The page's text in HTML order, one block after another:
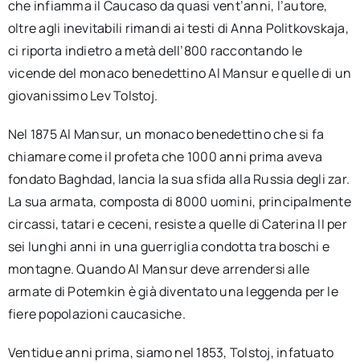
che infiamma il Caucaso da quasi vent’anni, l’autore,
oltre agli inevitabili rimandi ai testi di Anna Politkovskaja,
ci riporta indietro a metà dell’800 raccontando le
vicende del monaco benedettino Al Mansur e quelle di un
giovanissimo Lev Tolstoj.
Nel 1875 Al Mansur, un monaco benedettino che si fa
chiamare come il profeta che 1000 anni prima aveva
fondato Baghdad, lancia la sua sfida alla Russia degli zar.
La sua armata, composta di 8000 uomini, principalmente
circassi, tatari e ceceni, resiste a quelle di Caterina II per
sei lunghi anni in una guerriglia condotta tra boschi e
montagne. Quando Al Mansur deve arrendersi alle
armate di Potemkin è già diventato una leggenda per le
fiere popolazioni caucasiche.
Ventidue anni prima, siamo nel 1853, Tolstoj, infatuato